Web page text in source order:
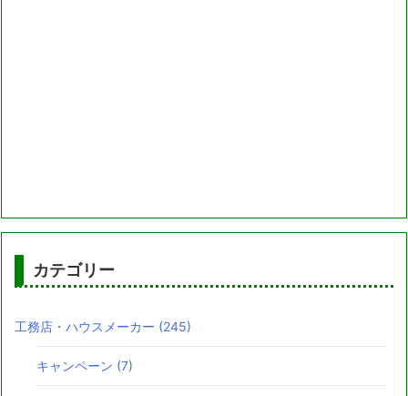
カテゴリー
工務店・ハウスメーカー (245)
キャンペーン (7)